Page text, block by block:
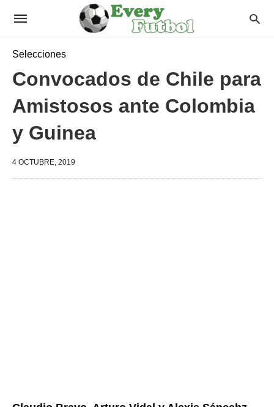
Selecciones
Convocados de Chile para
Amistosos ante Colombia
y Guinea
4 OCTUBRE, 2019